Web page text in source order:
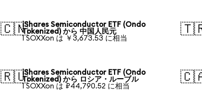
🇨🇳iShares Semiconductor ETF (Ondo
Tokenized) から 中国人民元
1 SOXXon は ￥3,673.53 に相当
🇷🇺iShares Semiconductor ETF (Ondo
Tokenized) から ロシア・ルーブル
1 SOXXon は ₽44,790.52 に相当